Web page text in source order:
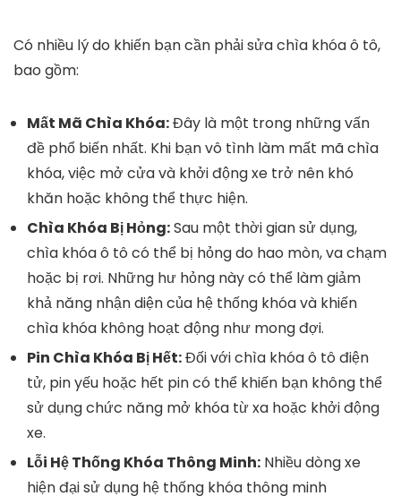
Có nhiều lý do khiến bạn cần phải sửa chìa khóa ô tô,
bao gồm:
Mất Mã Chìa Khóa:Đây là một trong những vấn
đề phổ biến nhất. Khi bạn vô tình làm mất mã chìa
khóa, việc mở cửa và khởi động xe trở nên khó
khăn hoặc không thể thực hiện.
Chìa Khóa Bị Hỏng:Sau một thời gian sử dụng,
chìa khóa ô tô có thể bị hỏng do hao mòn, va chạm
hoặc bị rơi. Những hư hỏng này có thể làm giảm
khả năng nhận diện của hệ thống khóa và khiến
chìa khóa không hoạt động như mong đợi.
Pin Chìa Khóa Bị Hết:Đối với chìa khóa ô tô điện
tử, pin yếu hoặc hết pin có thể khiến bạn không thể
sử dụng chức năng mở khóa từ xa hoặc khởi động
xe.
Lỗi Hệ Thống Khóa Thông Minh: Nhiều dòng xe
hiện đại sử dụng hệ thống khóa thông minh